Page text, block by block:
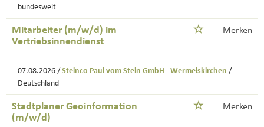
bundesweit
Mitarbeiter (m/w/d) im
Vertriebsinnendienst
Merken
07.08.2026 / Steinco Paul vom Stein GmbH - Wermelskirchen /
Deutschland
Stadtplaner Geoinformation
(m/w/d)
Merken